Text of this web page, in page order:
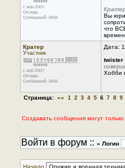
с апр 2007
Отсюда
Сообщений: 2656
Вы
что
Кратер
Участник
с апр 2007
Отсюда
Сообщений: 2656
Дата:
twister
Хобби
Страница: «« 1 2 3 4 5 6 7 8 9
Создавать сообщения могут
Войти в форум :: » Логин
Начало